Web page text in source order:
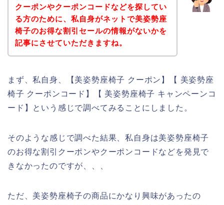
クーポンやクーポンコードなどを探してい
る方のために、私自身がネットで美姿勢座
椅子のお得な割引セールの情報がないかを
記事にさせていただきますね。
まず、私自身、【美姿勢座椅子 クーポン】【 美姿勢座
椅子 クーポンコード】【 美姿勢座椅子 キャンペーンコ
ード】という感じで調べてみることにしました。
そのような感じで調べた結果、私自身は美姿勢座椅子
のお得な割引クーポンやクーポンコードなどを発見で
きなかったのですが、、、
ただ、美姿勢座椅子の商品にかなり興味があったの